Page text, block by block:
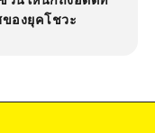
ของยุคโชวะ